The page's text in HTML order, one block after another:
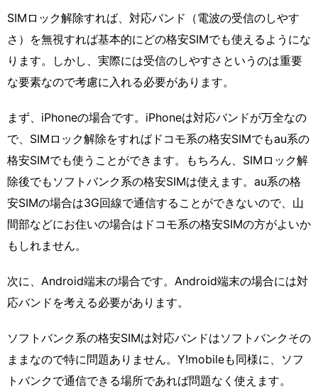
SIMロック解除すれば、対応バンド（電波の受信のしやす
さ）を無視すれば基本的にどの格安SIMでも使えるようにな
ります。しかし、実際には受信のしやすさというのは重要
な要素なので考慮に入れる必要があります。
まず、iPhoneの場合です。iPhoneは対応バンドが万全なの
で、SIMロック解除をすればドコモ系の格安SIMでもau系の
格安SIMでも使うことができます。もちろん、SIMロック解
除後でもソフトバンク系の格安SIMは使えます。au系の格
安SIMの場合は3G回線で通信することができないので、山
間部などにお住いの場合はドコモ系の格安SIMの方がよいか
もしれません。
次に、Android端末の場合です。Android端末の場合には対
応バンドを考える必要があります。
ソフトバンク系の格安SIMは対応バンドはソフトバンクその
ままなので特に問題ありません。Y!mobileも同様に、ソフ
トバンクで通信できる場所であれば問題なく使えます。